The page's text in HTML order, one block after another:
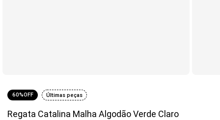
60%OFF Últimas peças
Regata Catalina Malha Algodão Verde Claro